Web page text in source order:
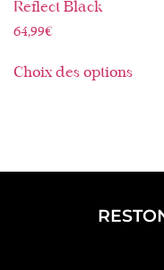
Reflect Black
64,99€
Choix des options